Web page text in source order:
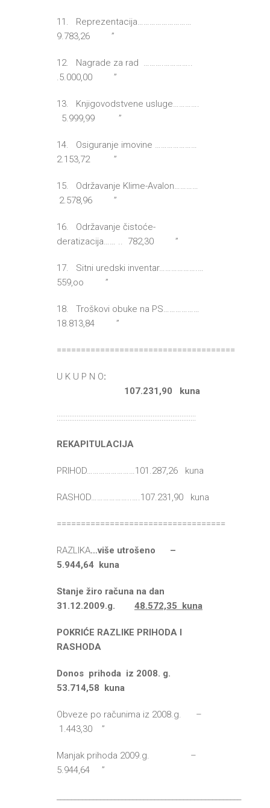
11. Reprezentacija………………………
9.783,26 ”
12. Nagrade za rad ……….…………..
.5.000,00 ”
13. Knjigovodstvene usluge………….
5.999,99 ”
14. Osiguranje imovine …………………
2.153,72 ”
15. Održavanje Klime-Avalon…………
2.578,96 ”
16. Održavanje čistoće-
deratizacija…… .. 782,30 ”
17. Sitni uredski inventar……………….…
559,oo ”
18. Troškovi obuke na PS………………
18.813,84 ”
=====================================
U K U P N O:
107.231,90 kuna
:::::::::::::::::::::::::::::::::::::::::::::::::::::::::::::::::::::::::::::
REKAPITULACIJA
PRIHOD……………………101.287,26 kuna
RASHOD………………..….107.231,90 kuna
===================================
RAZLIKA…više utrošeno –
5.944,64 kuna
Stanje žiro računa na dan
31.12.2009.g. 48.572,35 kuna
POKRIĆE RAZLIKE PRIHODA I
RASHODA
Donos prihoda iz 2008. g.
53.714,58 kuna
Obveze po računima iz 2008.g. –
1.443,30 ”
Manjak prihoda 2009.g. –
5.944,64 ”